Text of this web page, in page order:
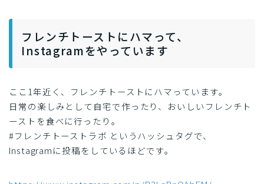
フレンチトーストにハマって、
Instagramをやっています
ここ1年近く、フレンチトーストにハマっています。
日常の楽しみとして自宅で作ったり、おいしいフレンチト
ーストを食べに行ったり。
#フレンチトーストラボ というハッシュタグで、
Instagramに投稿をしているほどです。